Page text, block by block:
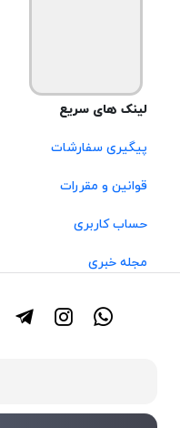
لینک های سریع
پیگیری سفارشات
قوانین و مقررات
حساب کاربری
مجله خبری